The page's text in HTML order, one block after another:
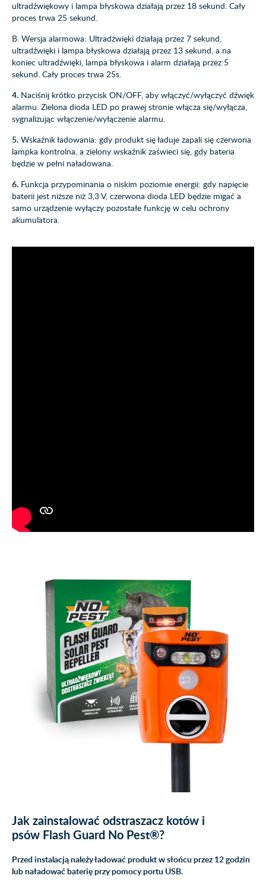
ultradźwiękowy i lampa błyskowa działają przez 18 sekund. Cały
proces trwa 25 sekund.
B. Wersja alarmowa: Ultradźwięki działają przez 7 sekund,
ultradźwięki i lampa błyskowa działają przez 13 sekund, a na
koniec ultradźwięki, lampa błyskowa i alarm działają przez 5
sekund. Cały proces trwa 25s.
4. Naciśnij krótko przycisk ON/OFF, aby włączyć/wyłączyć dźwięk
alarmu. Zielona dioda LED po prawej stronie włącza się/wyłącza,
sygnalizując włączenie/wyłączenie alarmu.
5. Wskaźnik ładowania: gdy produkt się ładuje zapali się czerwona
lampka kontrolna, a zielony wskaźnik zaświeci się, gdy bateria
będzie w pełni naładowana.
6. Funkcja przypominania o niskim poziomie energii: gdy napięcie
baterii jest niższe niż 3,3 V, czerwona dioda LED będzie migać a
samo urządzenie wyłączy pozostałe funkcję w celu ochrony
akumulatora.
Jak zainstalowaćodstraszacz kotów i
psów Flash Guard No Pest®?
Przed instalacją należy ładować produkt w słońcu przez 12 godzin
lub naładować baterię przy pomocy portu USB.